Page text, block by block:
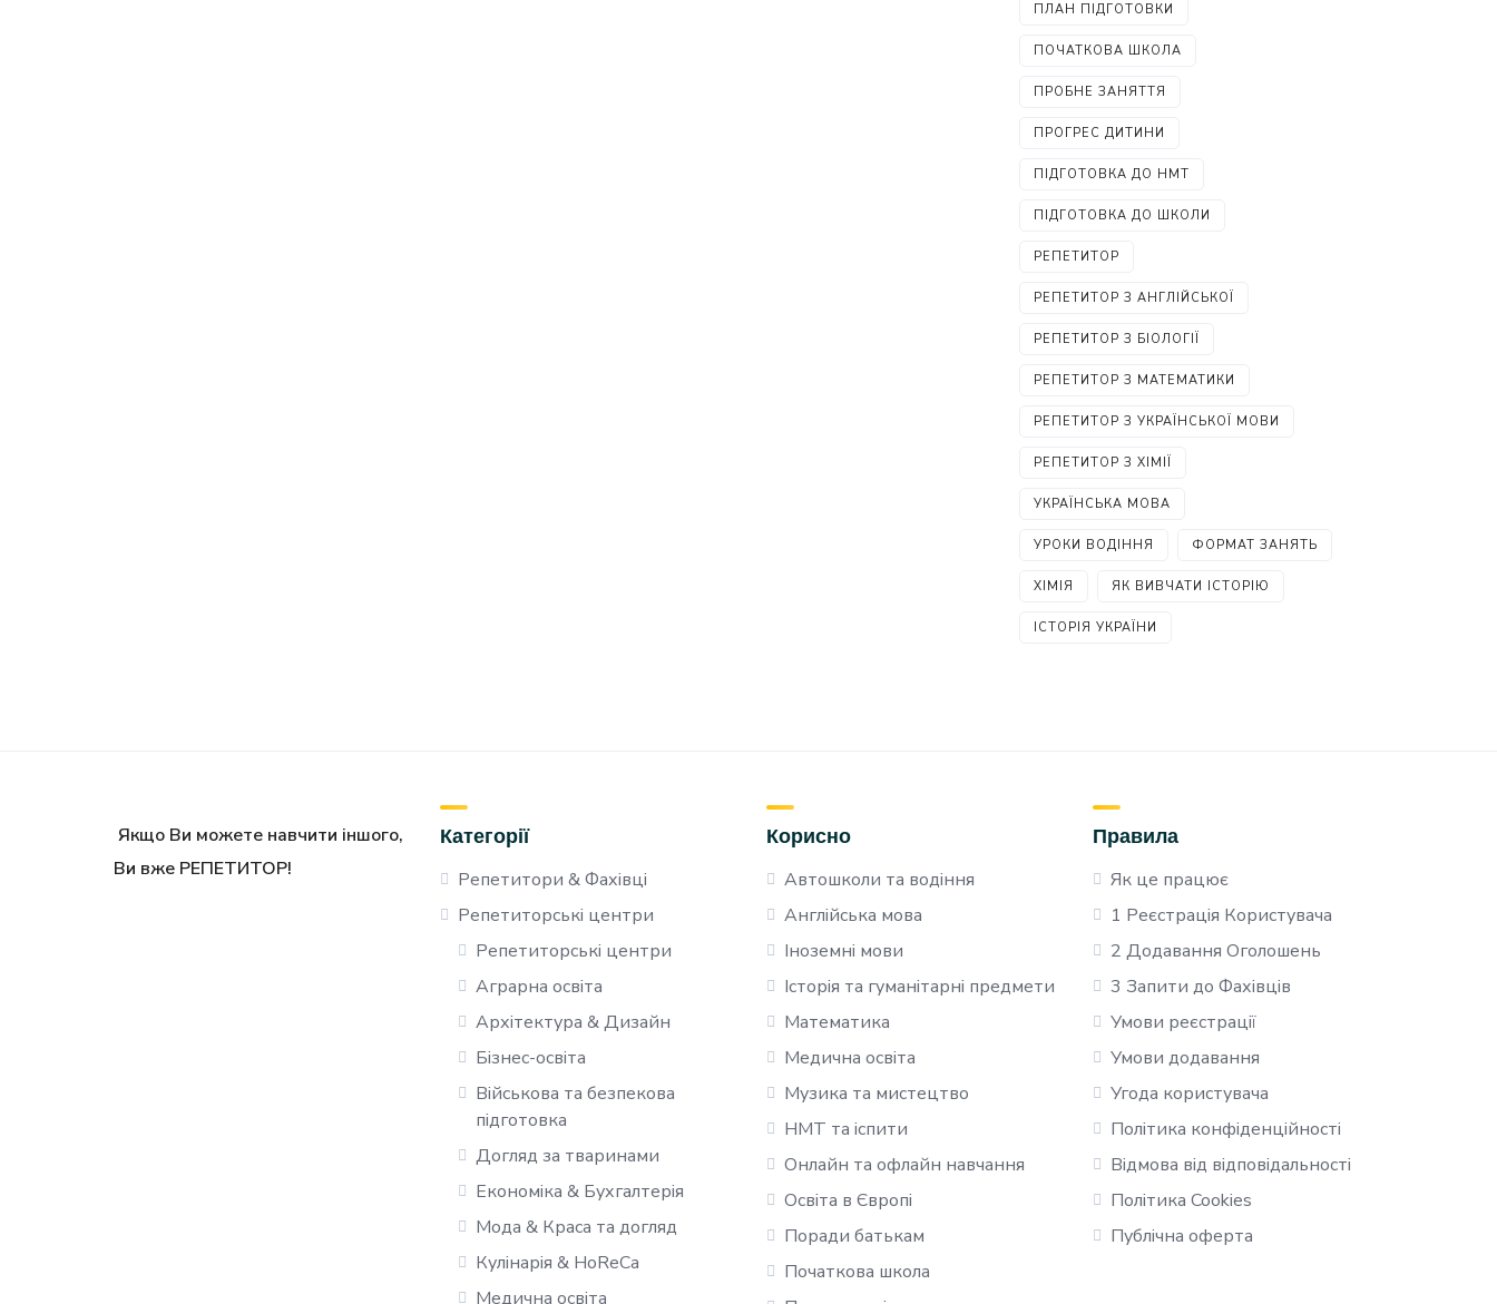
ПЛАН ПІДГОТОВКИ
ПОЧАТКОВА ШКОЛА
ПРОБНЕ ЗАНЯТТЯ
ПРОГРЕС ДИТИНИ
ПІДГОТОВКА ДО НМТ
ПІДГОТОВКА ДО ШКОЛИ
РЕПЕТИТОР
РЕПЕТИТОР З АНГЛІЙСЬКОЇ
РЕПЕТИТОР З БІОЛОГІЇ
РЕПЕТИТОР З МАТЕМАТИКИ
РЕПЕТИТОР З УКРАЇНСЬКОЇ МОВИ
РЕПЕТИТОР З ХІМІЇ
УКРАЇНСЬКА МОВА
УРОКИ ВОДІННЯ ФОРМАТ ЗАНЯТЬ
ХІМІЯ ЯК ВИВЧАТИ ІСТОРІЮ
ІСТОРІЯ УКРАЇНИ
Якщо Ви можете навчити іншого,
Ви вже РЕПЕТИТОР!
Категорії
Репетитори & Фахівці
Репетиторські центри
Репетиторські центри
Аграрна освіта
Архітектура & Дизайн
Бізнес-освіта
Військова та безпекова
підготовка
Догляд за тваринами
Економіка & Бухгалтерія
Мода & Краса та догляд
Кулінарія & HoReCa
Медична освіта
Корисно
Автошколи та водіння
Англійська мова
Іноземні мови
Історія та гуманітарні предмети
Математика
Медична освіта
Музика та мистецтво
НМТ та іспити
Онлайн та офлайн навчання
Освіта в Європі
Поради батькам
Початкова школа
Правила
Як це працює
1 Реєстрація Користувача
2 Додавання Оголошень
3 Запити до Фахівців
Умови реєстрації
Умови додавання
Угода користувача
Політика конфіденційності
Відмова від відповідальності
Політика Cookies
Публічна оферта